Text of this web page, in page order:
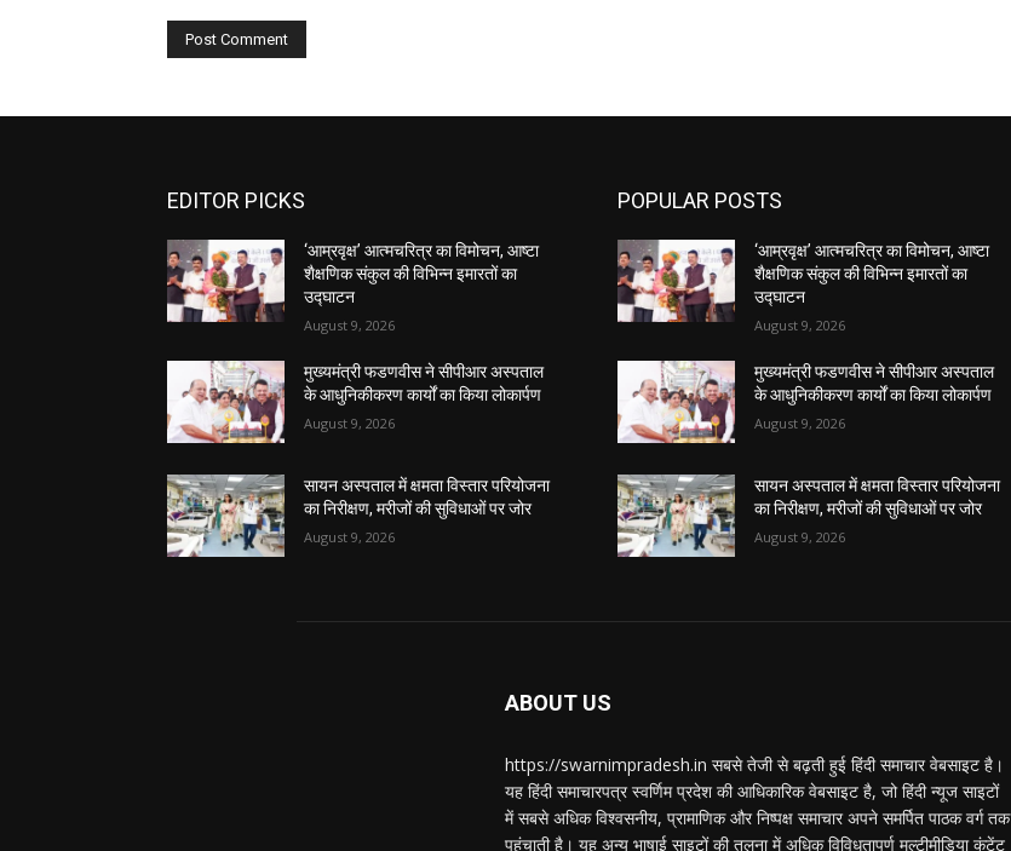
EDITOR PICKS
‘आम्रवृक्ष’ आत्मचरित्र का विमोचन, आष्टा
शैक्षणिक संकुल की विभिन्न इमारतों का
उद्घाटन
August 9, 2026
मुख्यमंत्री फडणवीस ने सीपीआर अस्पताल
के आधुनिकीकरण कार्यों का किया लोकार्पण
August 9, 2026
सायन अस्पताल में क्षमता विस्तार परियोजना
का निरीक्षण, मरीजों की सुविधाओं पर जोर
August 9, 2026
POPULAR POSTS
‘आम्रवृक्ष’ आत्मचरित्र का विमोचन, आष्टा
शैक्षणिक संकुल की विभिन्न इमारतों का
उद्घाटन
August 9, 2026
मुख्यमंत्री फडणवीस ने सीपीआर अस्पताल
के आधुनिकीकरण कार्यों का किया लोकार्पण
August 9, 2026
सायन अस्पताल में क्षमता विस्तार परियोजना
का निरीक्षण, मरीजों की सुविधाओं पर जोर
August 9, 2026
ABOUT US
https://swarnimpradesh.in सबसे तेजी से बढ़ती हुई हिंदी समाचार वेबसाइट है।
यह हिंदी समाचारपत्र स्वर्णिम प्रदेश की आधिकारिक वेबसाइट है, जो हिंदी न्यूज साइटों
में सबसे अधिक विश्वसनीय, प्रामाणिक और निष्पक्ष समाचार अपने समर्पित पाठक वर्ग तक
पहुंचाती है। यह अन्य भाषाई साइटों की तुलना में अधिक विविधतापूर्ण मल्टीमीडिया कंटेंट